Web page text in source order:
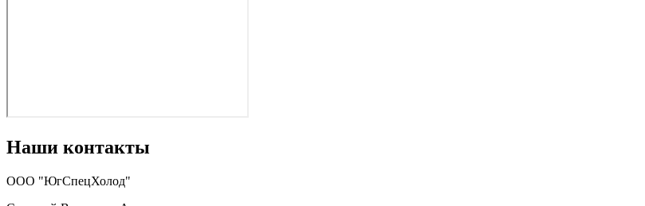
Наши контакты
ООО "ЮгСпецХолод"